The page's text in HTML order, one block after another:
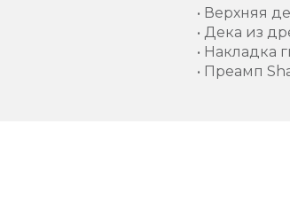
• Верхняя
• Дека из
• Накладка
• Преамп